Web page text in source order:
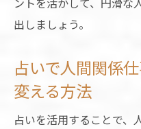
出しましょう。
占いで人間関係
変える方法
占いを活用することで、